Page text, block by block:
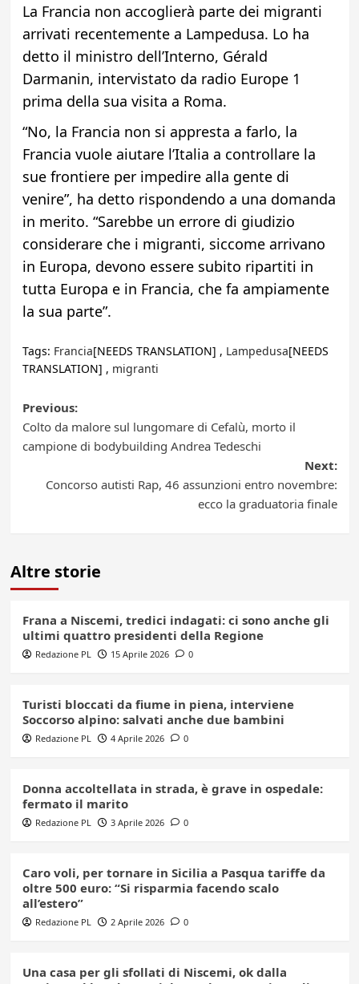
La Francia non accoglierà parte dei migranti
arrivati recentemente a Lampedusa. Lo ha
detto il ministro dell’Interno, Gérald
Darmanin, intervistato da radio Europe 1
prima della sua visita a Roma.
“No, la Francia non si appresta a farlo, la
Francia vuole aiutare l’Italia a controllare la
sue frontiere per impedire alla gente di
venire”, ha detto rispondendo a una domanda
in merito. “Sarebbe un errore di giudizio
considerare che i migranti, siccome arrivano
in Europa, devono essere subito ripartiti in
tutta Europa e in Francia, che fa ampiamente
la sua parte”.
Tags: Francia[NEEDS TRANSLATION] , Lampedusa[NEEDS
TRANSLATION] , migranti
Post
navigation
Previous:
Colto da malore sul lungomare di Cefalù, morto il
campione di bodybuilding Andrea Tedeschi
Next:
Concorso autisti Rap, 46 assunzioni entro novembre:
ecco la graduatoria finale
Altre storie
Frana a Niscemi, tredici indagati: ci sono anche gli
ultimi quattro presidenti della Regione
Redazione PL 15 Aprile 2026 0
Turisti bloccati da fiume in piena, interviene
Soccorso alpino: salvati anche due bambini
Redazione PL 4 Aprile 2026 0
Donna accoltellata in strada, è grave in ospedale:
fermato il marito
Redazione PL 3 Aprile 2026 0
Caro voli, per tornare in Sicilia a Pasqua tariffe da
oltre 500 euro: “Si risparmia facendo scalo
all’estero”
Redazione PL 2 Aprile 2026 0
Una casa per gli sfollati di Niscemi, ok dalla